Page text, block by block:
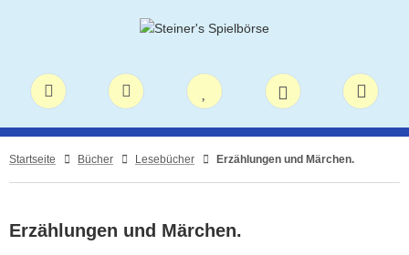
Startseite Bücher Lesebücher Erzählungen und Märchen.
Erzählungen und Märchen.